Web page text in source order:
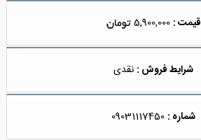
قیمت : 5,900,000
شرایط فروش : نقدی
شماره : 09031117450